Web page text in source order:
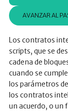
AVANZAR AL
Los contratos
scripts, que se
cadena de
cuando se
los parámetros
los contratos
un acuerdo, o un